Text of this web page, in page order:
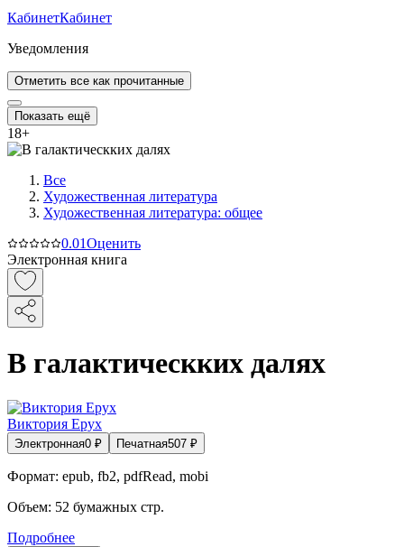
КабинетКабинет
Уведомления
Отметить все как прочитанные
Показать ещё
18+
Все
Художественная литература
Художественная литература: общее
0.01Оценить
Электронная книга
В галактическких далях
Виктория Ерух
Электронная0 ₽ Печатная507 ₽
Формат: epub, fb2, pdfRead, mobi
Объем: 52 бумажных стр.
Подробнее